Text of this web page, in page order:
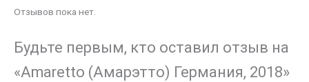
Отзывов пока нет.
Будьте первым, кто оставил отзыв на
«Amaretto (Амарэтто) Германия, 2018»